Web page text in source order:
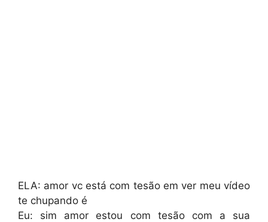
ELA: amor vc está com tesão em ver meu vídeo
te chupando é
Eu: sim amor estou com tesão com a sua